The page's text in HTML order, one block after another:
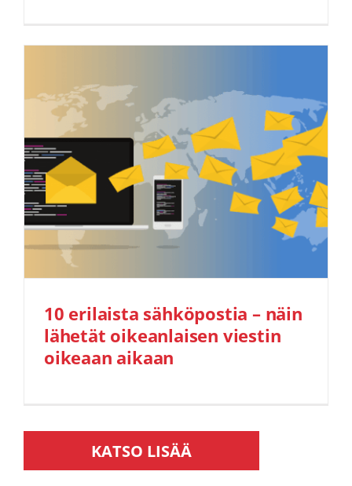
10 erilaista sähköpostia – näin
lähetät oikeanlaisen viestin
oikeaan aikaan